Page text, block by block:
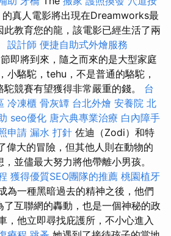
真人電影將出現在Dreamworks最
此教育您的龍，該電影已經生活了兩
設計師 便捷自助式外燴服務
即將到來，隨之而來的是大型家庭
小駱駝，tehu，不是普通的駱駝，
競賽有望獲得非常嚴重的錢。 台
冷凍櫃 骨灰罈 台北外燴 安養院 北
seo優化 唐六典專業治療 白內障手
申請 漏水 打針 佐迪（Zodi）和特
偉大的冒險，但其他人則在動物的
並儘最大努力將他帶離小男孩。
獲得優質SEO團隊的推薦 桃園植牙
為一種黑暗過去的精神之後，他們
互聯網的轟動，也是一個神秘的政
，他立即尋找庇護所，不小心進入